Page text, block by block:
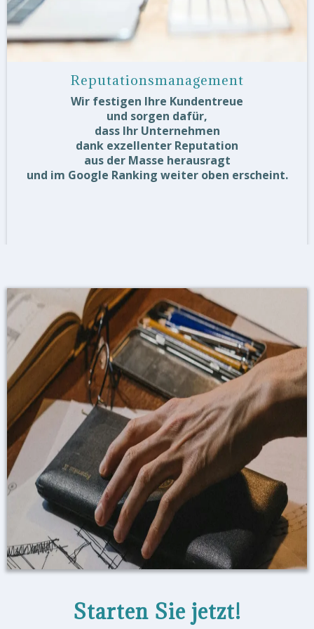
Reputationsmanagement
Wir festigen Ihre Kundentreue
und sorgen dafür,
dass Ihr Unternehmen
dank exzellenter Reputation
aus der Masse herausragt
und im Google Ranking weiter oben erscheint.
Starten Sie jetzt!